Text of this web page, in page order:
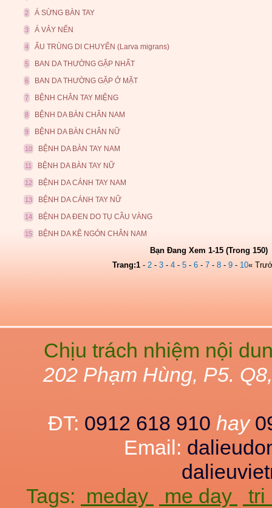
2 Á SỪNG BÀN TAY
3 Á VẢY NẾN
4 ẤU TRÙNG DI CHUYỂN (Larva migrans)
5 BAN DA THƯỜNG GẶP NHẤT
6 BAN DA THƯỜNG GẶP Ở MẶT
7 BỆNH CHÂN TAY MIỆNG
8 BỆNH DA BÀN CHÂN NAM
9 BỆNH DA BÀN CHÂN NỮ
10 BỆNH DA BÀN TAY NAM
11 BỆNH DA BÀN TAY NỮ
12 BỆNH DA CÁNH TAY NAM
13 BỆNH DA CÁNH TAY NỮ
14 BỆNH DA ĐEN DO TỤ CẦU VÀNG
15 BỆNH DA KẼ NGÓN CHÂN NAM
Bạn Đang Xem 1-15 (Trong 150)
Trang:1 -2 -3 -4 -5 -6 -7 -8 -9 - 10«
Chịu trách nhiệm nội
202 Phạm Hùng, P5.
ĐT: 0912 618 910 hay
Email:
Tags: meday me day
tri